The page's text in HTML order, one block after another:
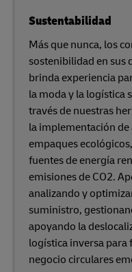
Sustentabilidad
Más que nunca, los
sostenibilidad en sus
brinda experiencia
la moda y la logística
través de nuestras
la implementación
empaques
fuentes de energía
emisiones de CO2.
analizando y
suministro,
apoyando la
logística inversa
negocio circulares